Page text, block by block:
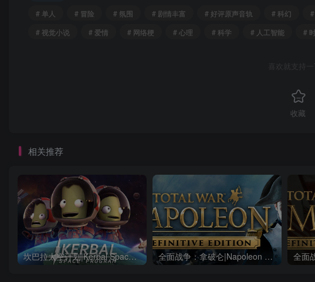
# 单人
# 冒险 # 氛围 # 剧情丰富 # 好评原声音轨 # 科幻
# 视觉小说
# 爱情 # 网络梗 # 心理 # 科学 # 人工智能 #
喜欢就支持
收藏
相关推荐
坎巴拉太空计划|Kerbal Space Program|1.12.5.3190|整合全DLC 全面战争：拿破仑|Napoleon Total War|1.3.0|整合全DLC